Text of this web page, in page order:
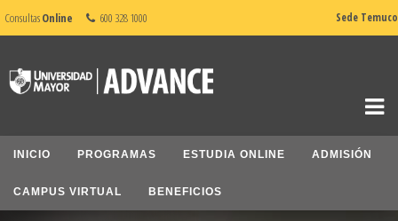
ConsultasOnline 600 328 1000 Sede Temuco
INICIO PROGRAMAS ESTUDIA ONLINE ADMISIÓN
CAMPUS VIRTUAL BENEFICIOS